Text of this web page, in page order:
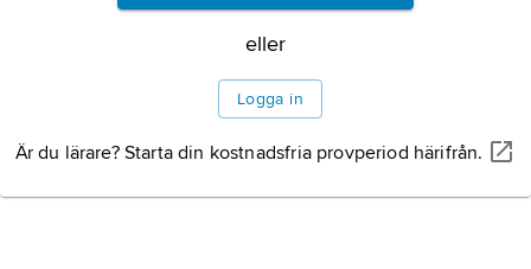
eller
Logga in
Är du lärare? Starta din kostnadsfria provperiod härifrån.